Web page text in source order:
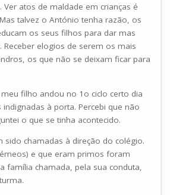
Ver atos de maldade em crianças é
talvez o António tenha razão, os
os seus filhos para dar mas
Receber elogios de serem os mais
os que não se deixam ficar para
filho andou no 1o ciclo certo dia
à porta. Percebi que não
o que se tinha acontecido.
sido chamadas à direção do colégio.
e que eram primos foram
família chamada, pela sua conduta,